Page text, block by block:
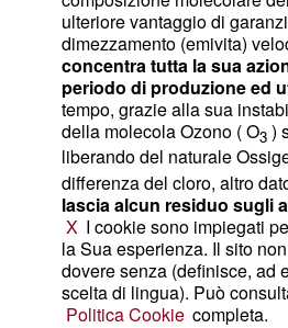
ulteriore vantaggio di
dimezzamento (emivita)
concentra tutta la sua
periodo di produzione ed
tempo, grazie alla sua
della molecola Ozono ( O3 )
liberando del naturale
differenza del cloro, altro
lascia alcun residuo sugli
X I cookie sono impiegati
la Sua esperienza. Il sito
dovere senza (definisce, ad
scelta di lingua). Può
Politica Cookie completa.